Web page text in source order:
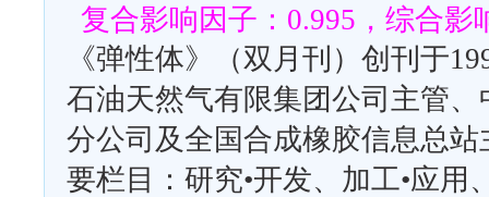
复合影响因子：0.995，综合影
《弹性体》（双月刊）创刊于
石油天然气有限集团公司主管
分公司及全国合成橡胶信息总
要栏目：研究•开发、加工•应用